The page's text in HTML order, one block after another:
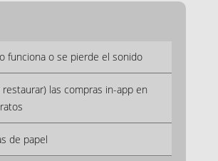
funciona o se pierde el sonido
restaurar) las compras in-app en
de papel